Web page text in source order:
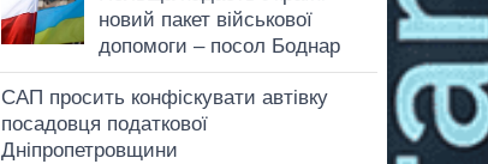
новий пакет військової
допомоги – посол Боднар
САП просить конфіскувати автівку
посадовця податкової
Дніпропетровщини